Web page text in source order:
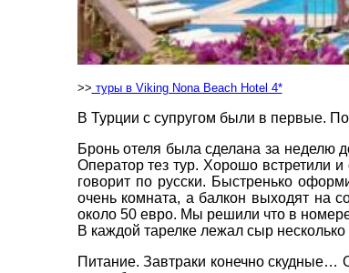
>> туры в Viking Nona Beach Hotel 4*
В Турции с супругом были в первые.
Бронь отеля была сделана за неделю
Оператор тез тур. Хорошо встретили
говорит по русски. Быстренько
очень комната, а балкон выходят на
около 50 евро. Мы решили что в
В каждой тарелке лежал сыр
Питание. Завтраки конечно
*ВАШЕ ІМ'Я
*E-MAIL